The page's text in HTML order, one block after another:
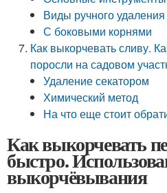
Виды ручного
С боковыми корнями
Как выкорчевать сливу.
поросли на садовом
Удаление секатором
Химический метод
На что еще стоит
Как выкорчевать
быстро.
выкорчёвывания